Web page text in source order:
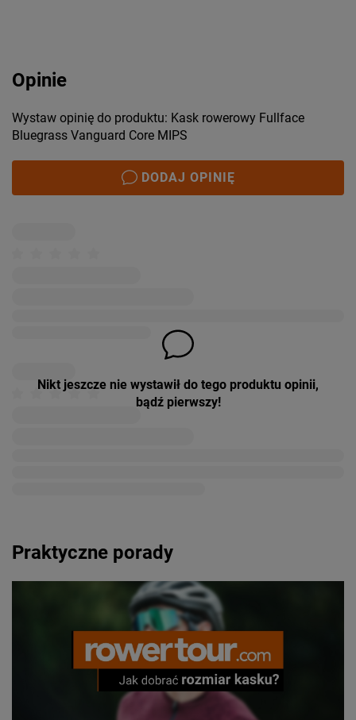
Opinie
Wystaw opinię do produktu: Kask rowerowy Fullface
Bluegrass Vanguard Core MIPS
DODAJ OPINIĘ
Nikt jeszcze nie wystawił do tego produktu opinii,
bądź pierwszy!
Praktyczne porady